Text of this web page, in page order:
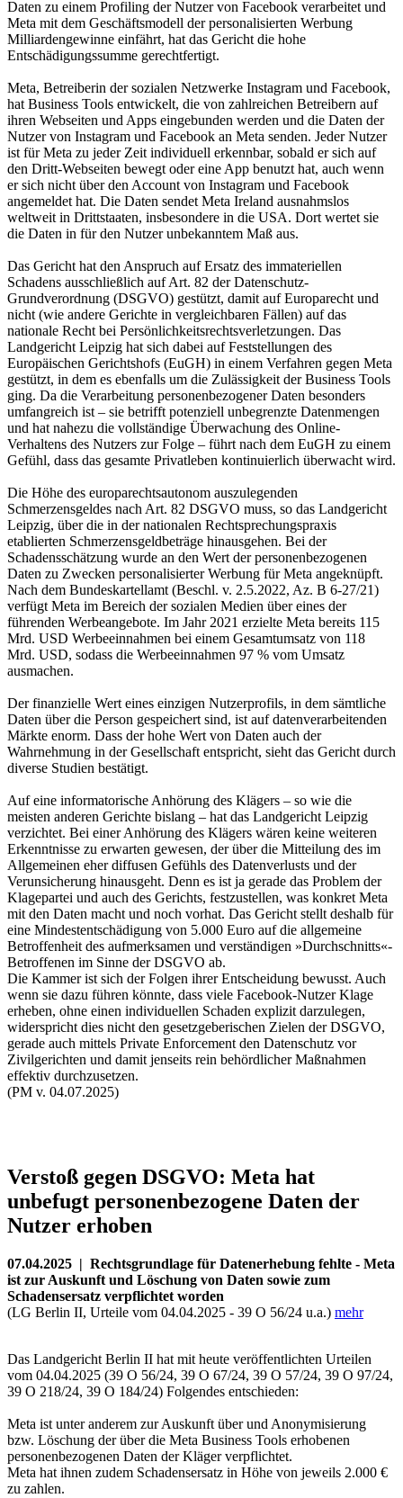
Daten zu einem Profiling der Nutzer von Facebook verarbeitet und
Meta mit dem Geschäftsmodell der personalisierten Werbung
Milliardengewinne einfährt, hat das Gericht die hohe
Entschädigungssumme gerechtfertigt.
Meta, Betreiberin der sozialen Netzwerke Instagram und Facebook,
hat Business Tools entwickelt, die von zahlreichen Betreibern auf
ihren Webseiten und Apps eingebunden werden und die Daten der
Nutzer von Instagram und Facebook an Meta senden. Jeder Nutzer
ist für Meta zu jeder Zeit individuell erkennbar, sobald er sich auf
den Dritt-Webseiten bewegt oder eine App benutzt hat, auch wenn
er sich nicht über den Account von Instagram und Facebook
angemeldet hat. Die Daten sendet Meta Ireland ausnahmslos
weltweit in Drittstaaten, insbesondere in die USA. Dort wertet sie
die Daten in für den Nutzer unbekanntem Maß aus.
Das Gericht hat den Anspruch auf Ersatz des immateriellen
Schadens ausschließlich auf Art. 82 der Datenschutz-
Grundverordnung (DSGVO) gestützt, damit auf Europarecht und
nicht (wie andere Gerichte in vergleichbaren Fällen) auf das
nationale Recht bei Persönlichkeitsrechtsverletzungen. Das
Landgericht Leipzig hat sich dabei auf Feststellungen des
Europäischen Gerichtshofs (EuGH) in einem Verfahren gegen Meta
gestützt, in dem es ebenfalls um die Zulässigkeit der Business Tools
ging. Da die Verarbeitung personenbezogener Daten besonders
umfangreich ist – sie betrifft potenziell unbegrenzte Datenmengen
und hat nahezu die vollständige Überwachung des Online-
Verhaltens des Nutzers zur Folge – führt nach dem EuGH zu einem
Gefühl, dass das gesamte Privatleben kontinuierlich überwacht wird.
Die Höhe des europarechtsautonom auszulegenden
Schmerzensgeldes nach Art. 82 DSGVO muss, so das Landgericht
Leipzig, über die in der nationalen Rechtsprechungspraxis
etablierten Schmerzensgeldbeträge hinausgehen. Bei der
Schadensschätzung wurde an den Wert der personenbezogenen
Daten zu Zwecken personalisierter Werbung für Meta angeknüpft.
Nach dem Bundeskartellamt (Beschl. v. 2.5.2022, Az. B 6-27/21)
verfügt Meta im Bereich der sozialen Medien über eines der
führenden Werbeangebote. Im Jahr 2021 erzielte Meta bereits 115
Mrd. USD Werbeeinnahmen bei einem Gesamtumsatz von 118
Mrd. USD, sodass die Werbeeinnahmen 97 % vom Umsatz
ausmachen.
Der finanzielle Wert eines einzigen Nutzerprofils, in dem sämtliche
Daten über die Person gespeichert sind, ist auf datenverarbeitenden
Märkte enorm. Dass der hohe Wert von Daten auch der
Wahrnehmung in der Gesellschaft entspricht, sieht das Gericht durch
diverse Studien bestätigt.
Auf eine informatorische Anhörung des Klägers – so wie die
meisten anderen Gerichte bislang – hat das Landgericht Leipzig
verzichtet. Bei einer Anhörung des Klägers wären keine weiteren
Erkenntnisse zu erwarten gewesen, der über die Mitteilung des im
Allgemeinen eher diffusen Gefühls des Datenverlusts und der
Verunsicherung hinausgeht. Denn es ist ja gerade das Problem der
Klagepartei und auch des Gerichts, festzustellen, was konkret Meta
mit den Daten macht und noch vorhat. Das Gericht stellt deshalb für
eine Mindestentschädigung von 5.000 Euro auf die allgemeine
Betroffenheit des aufmerksamen und verständigen »Durchschnitts«-
Betroffenen im Sinne der DSGVO ab.
Die Kammer ist sich der Folgen ihrer Entscheidung bewusst. Auch
wenn sie dazu führen könnte, dass viele Facebook-Nutzer Klage
erheben, ohne einen individuellen Schaden explizit darzulegen,
widerspricht dies nicht den gesetzgeberischen Zielen der DSGVO,
gerade auch mittels Private Enforcement den Datenschutz vor
Zivilgerichten und damit jenseits rein behördlicher Maßnahmen
effektiv durchzusetzen.
(PM v. 04.07.2025)
Verstoß gegen DSGVO: Meta hat
unbefugt personenbezogene Daten der
Nutzer erhoben
07.04.2025 | Rechtsgrundlage für Datenerhebung fehlte - Meta
ist zur Auskunft und Löschung von Daten sowie zum
Schadensersatz verpflichtet worden
(LG Berlin II, Urteile vom 04.04.2025 - 39 O 56/24 u.a.) mehr
Das Landgericht Berlin II hat mit heute veröffentlichten Urteilen
vom 04.04.2025 (39 O 56/24, 39 O 67/24, 39 O 57/24, 39 O 97/24,
39 O 218/24, 39 O 184/24) Folgendes entschieden:
Meta ist unter anderem zur Auskunft über und Anonymisierung
bzw. Löschung der über die Meta Business Tools erhobenen
personenbezogenen Daten der Kläger verpflichtet.
Meta hat ihnen zudem Schadensersatz in Höhe von jeweils 2.000 €
zu zahlen.